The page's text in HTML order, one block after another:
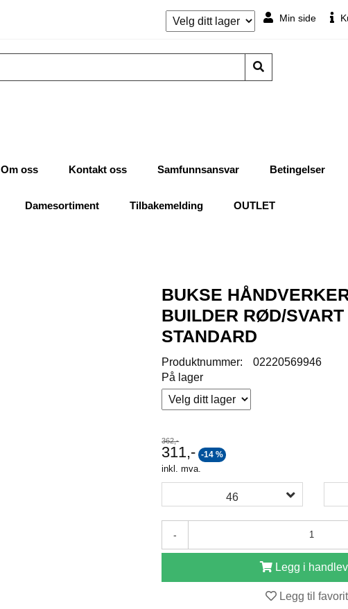
Min side
Om oss Kontakt oss Samfunnsansvar Betingelser
Damesortiment Tilbakemelding OUTLET
BUKSE
BUILDER RØD/SVART
STANDARD
Produktnummer:
02220569946
På lager
362,-
311,- -14 %
inkl. mva.
46
-
Legg i
Legg til